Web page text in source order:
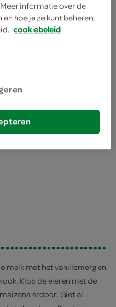
melk met het vanillemerg en
Klop de eieren met de
erdoor. Giet al
informatie over de
hoe je ze kunt beheren,
cookiebeleid